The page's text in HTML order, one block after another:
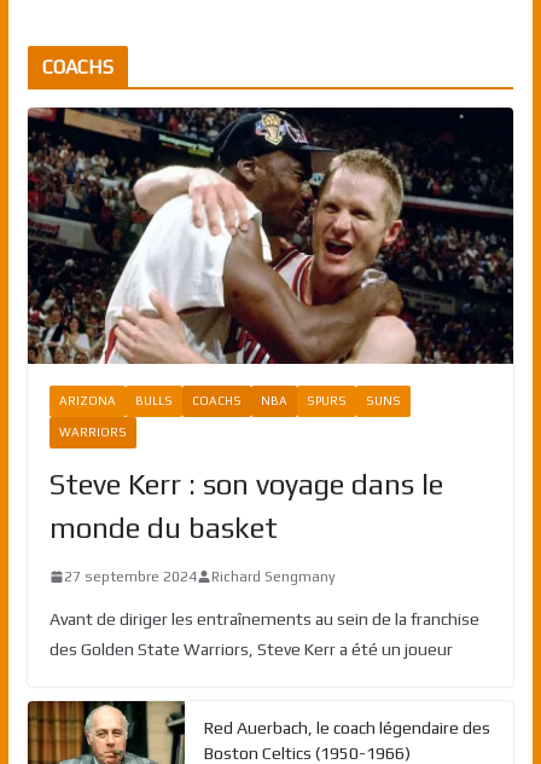
COACHS
ARIZONA BULLS COACHS NBA SPURS SUNS
WARRIORS
Steve Kerr : son voyage dans le
monde du basket
27 septembre 2024 Richard Sengmany
Avant de diriger les entraînements au sein de la franchise
des Golden State Warriors, Steve Kerr a été un joueur
Red Auerbach, le coach légendaire des
Boston Celtics (1950-1966)